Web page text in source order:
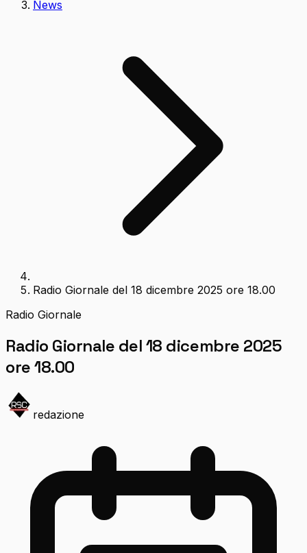
News
Radio Giornale del 18 dicembre 2025 ore 18.00
Radio Giornale
Radio Giornale del 18 dicembre 2025
ore 18.00
redazione